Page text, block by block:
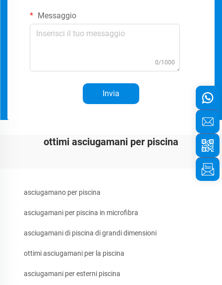
Messaggio
0/1000
Invia
ottimi asciugamani per piscina
asciugamano per piscina
asciugamani per piscina in microfibra
asciugamani di piscina di grandi dimensioni
ottimi asciugamani per la piscina
asciugamani per esterni piscina